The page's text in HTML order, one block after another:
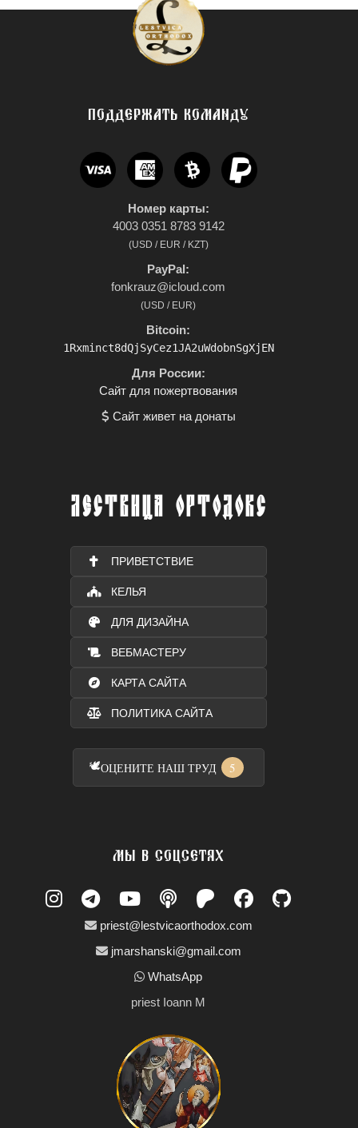
ПОДДЕРЖАТЬ КОМАНДУ
Номер карты:
4003 0351 8783 9142
(USD / EUR / KZT)
PayPal:
fonkrauz@icloud.com
(USD / EUR)
Bitcoin:
1Rxminct8dQjSyCez1JA2uWdobnSgXjEN
Для России:
Сайт для пожертвования
Сайт живет на донаты
ЛЕСТВИЦА ОРТОДОКС
ПРИВЕТСТВИЕ
КЕЛЬЯ
ДЛЯ ДИЗАЙНА
ВЕБМАСТЕРУ
КАРТА САЙТА
ПОЛИТИКА САЙТА
🕊️ОЦЕНИТЕ НАШ ТРУД 5
МЫ В СОЦСЕТЯХ
priest@lestvicaorthodox.com
jmarshanski@gmail.com
WhatsApp
priest Ioann M